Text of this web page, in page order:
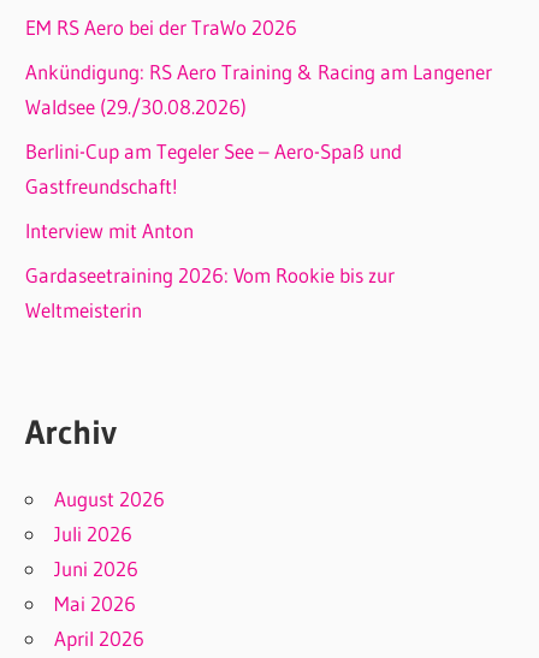
EM RS Aero bei der TraWo 2026
Ankündigung: RS Aero Training & Racing am Langener
Waldsee (29./30.08.2026)
Berlini-Cup am Tegeler See – Aero-Spaß und
Gastfreundschaft!
Interview mit Anton
Gardaseetraining 2026: Vom Rookie bis zur
Weltmeisterin
Archiv
August 2026
Juli 2026
Juni 2026
Mai 2026
April 2026